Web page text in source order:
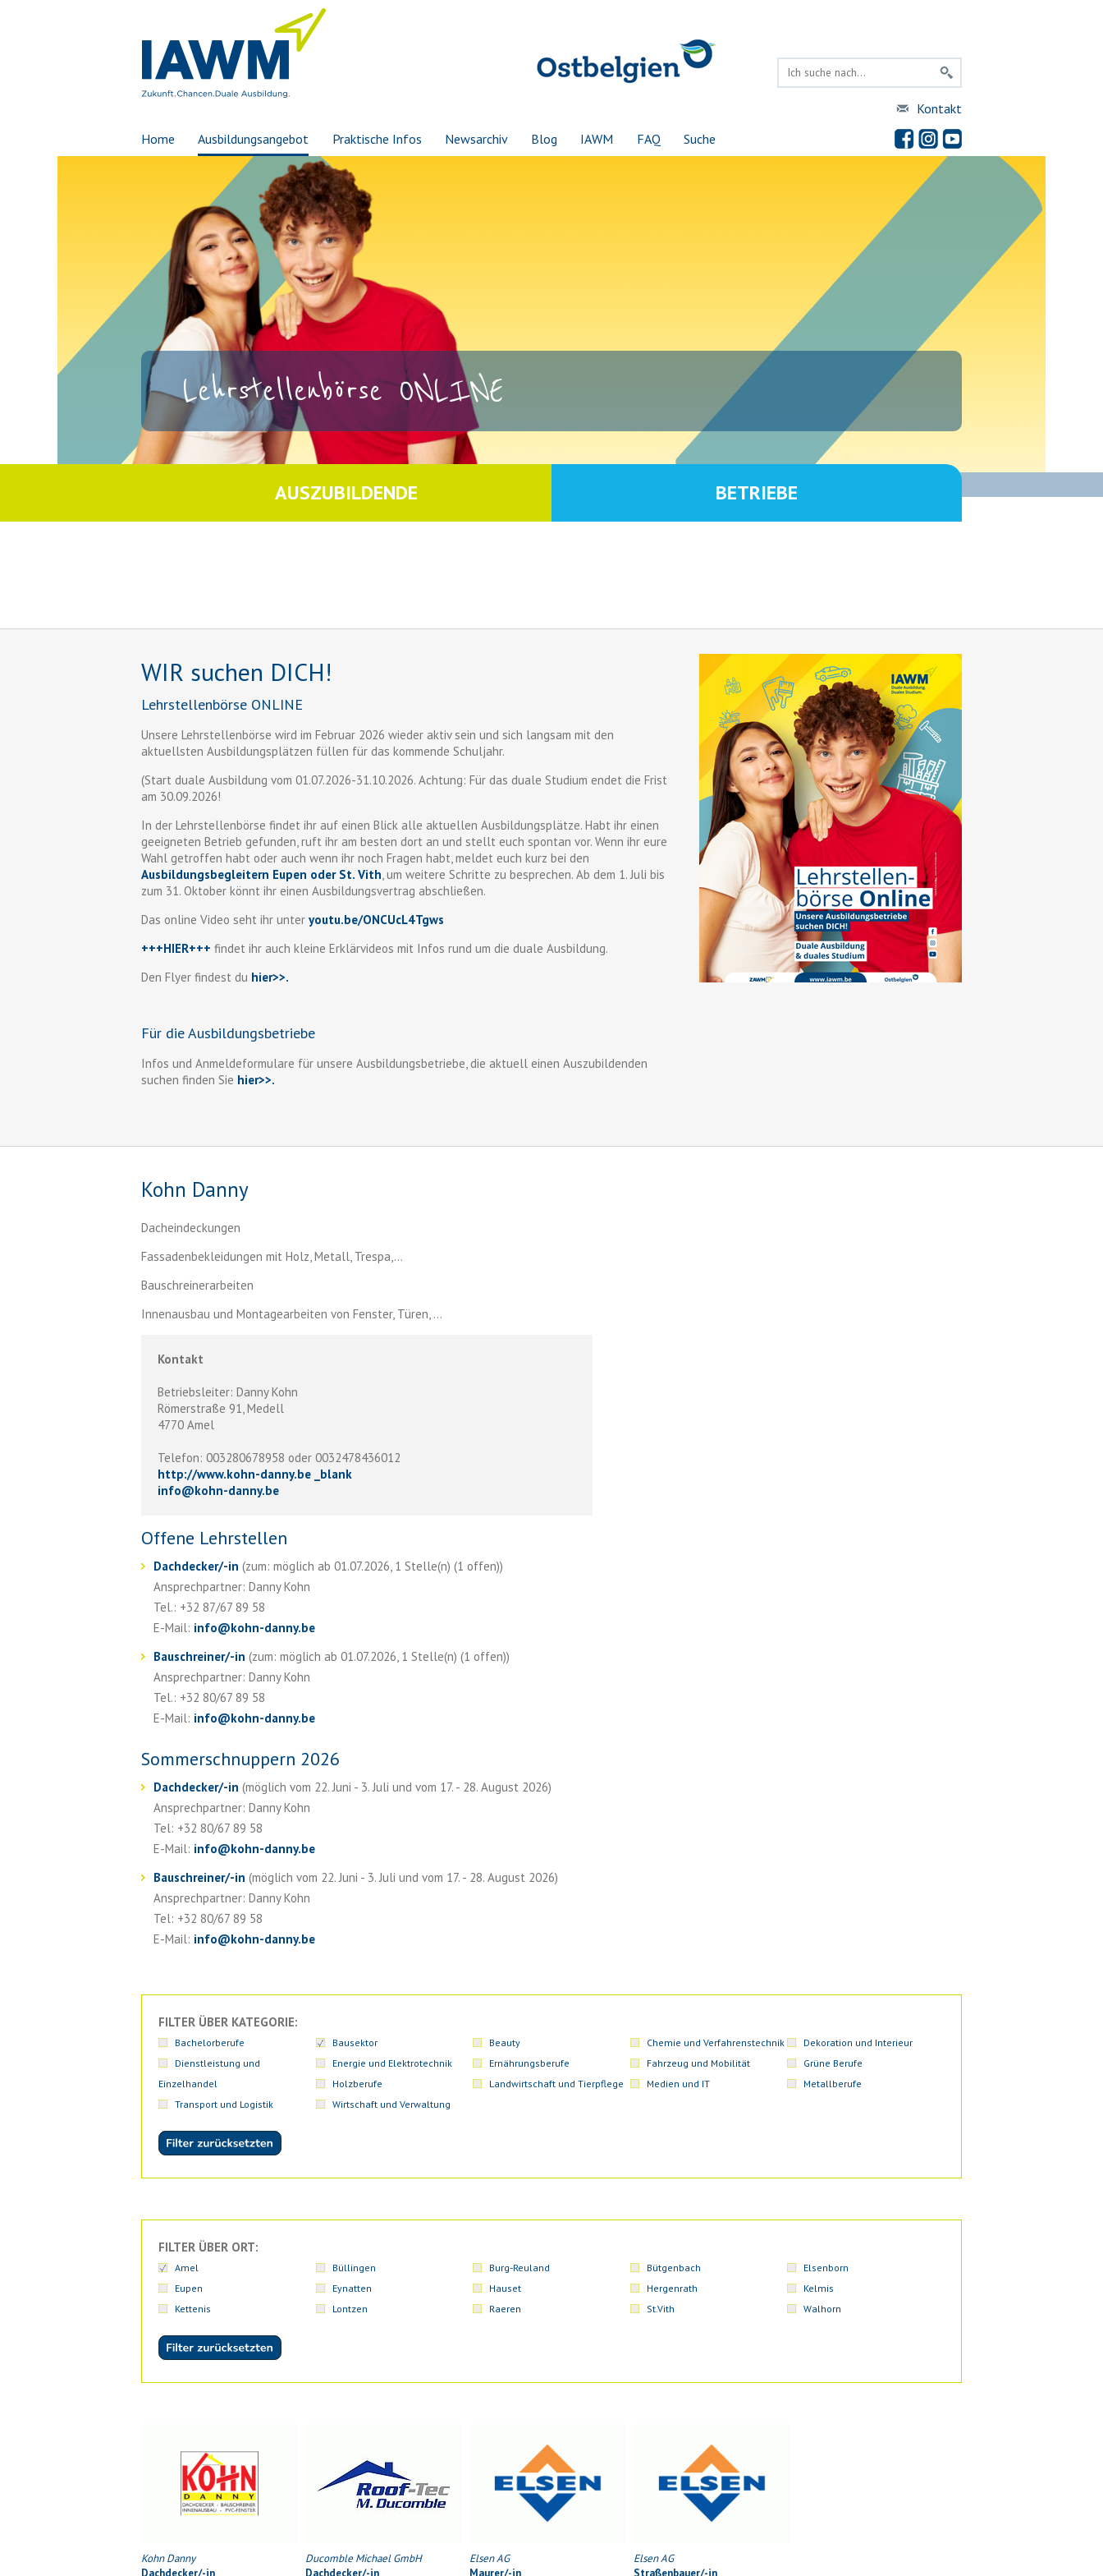
Home Ausbildungsangebot Praktische Infos Newsarchiv Blog IAWM FAQ Suche
Kontakt
Lehrstellenbörse ONLINE
AUSZUBILDENDE BETRIEBE
WIR suchen DICH!
Lehrstellenbörse ONLINE
Unsere Lehrstellenbörse wird im Februar 2026 wieder aktiv sein und sich langsam mit den
aktuellsten Ausbildungsplätzen füllen für das kommende Schuljahr.
(Start duale Ausbildung vom 01.07.2026-31.10.2026. Achtung: Für das duale Studium endet die Frist
am 30.09.2026!
In der Lehrstellenbörse findet ihr auf einen Blick alle aktuellen Ausbildungsplätze. Habt ihr einen
geeigneten Betrieb gefunden, ruft ihr am besten dort an und stellt euch spontan vor. Wenn ihr eure
Wahl getroffen habt oder auch wenn ihr noch Fragen habt, meldet euch kurz bei den
Ausbildungsbegleitern Eupen oder St. Vith, um weitere Schritte zu besprechen. Ab dem 1. Juli bis
zum 31. Oktober könnt ihr einen Ausbildungsvertrag abschließen.
Das online Video seht ihr unter youtu.be/ONCUcL4Tgws
+++HIER+++ findet ihr auch kleine Erklärvideos mit Infos rund um die duale Ausbildung.
Den Flyer findest du hier>>.
Für die Ausbildungsbetriebe
Infos und Anmeldeformulare für unsere Ausbildungsbetriebe, die aktuell einen Auszubildenden
suchen finden Sie hier>>.
Kohn Danny
Dacheindeckungen
Fassadenbekleidungen mit Holz, Metall, Trespa,...
Bauschreinerarbeiten
Innenausbau und Montagearbeiten von Fenster, Türen, ...
Kontakt
Betriebsleiter: Danny Kohn
Römerstraße 91, Medell
4770 Amel
Telefon: 003280678958 oder 0032478436012
http://www.kohn-danny.be _blank
info@kohn-danny.be
Offene Lehrstellen
Dachdecker/-in (zum: möglich ab 01.07.2026, 1 Stelle(n) (1 offen))
Ansprechpartner: Danny Kohn
Tel.: +32 87/67 89 58
E-Mail: info@kohn-danny.be
Bauschreiner/-in (zum: möglich ab 01.07.2026, 1 Stelle(n) (1 offen))
Ansprechpartner: Danny Kohn
Tel.: +32 80/67 89 58
E-Mail: info@kohn-danny.be
Sommerschnuppern 2026
Dachdecker/-in (möglich vom 22. Juni - 3. Juli und vom 17. - 28. August 2026)
Ansprechpartner: Danny Kohn
Tel: +32 80/67 89 58
E-Mail: info@kohn-danny.be
Bauschreiner/-in (möglich vom 22. Juni - 3. Juli und vom 17. - 28. August 2026)
Ansprechpartner: Danny Kohn
Tel: +32 80/67 89 58
E-Mail: info@kohn-danny.be
FILTER ÜBER KATEGORIE:
Bachelorberufe Bausektor Beauty Chemie und Verfahrenstechnik
Dekoration und Interieur
Dienstleistung und
Einzelhandel
Energie und Elektrotechnik Ernährungsberufe Fahrzeug und Mobilität
Grüne Berufe
Holzberufe
Landwirtschaft und Tierpflege Medien und IT
Metallberufe
Transport und Logistik
Wirtschaft und Verwaltung
FILTER ÜBER ORT:
Amel Büllingen Burg-Reuland Bütgenbach
Elsenborn
Eupen
Eynatten Hauset Hergenrath
Kelmis
Kettenis
Lontzen Raeren St.Vith Walhorn
Kohn Danny
Ducomble Michael GmbH
Elsen AG
Elsen AG